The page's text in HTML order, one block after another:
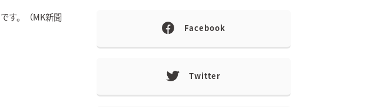
す。（MK新聞
Facebook
Twitter